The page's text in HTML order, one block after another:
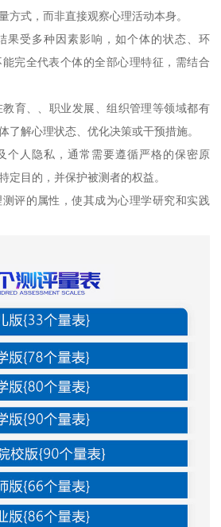
方式，而非直接观察心理活动本身。
果受多种因素影响，如个体的状态、环
完全代表个体的全部心理特征，需结合
育、、职业发展、组织管理等领域都有
了解心理状态、优化决策或干预措施。
个人隐私，通常需要遵循严格的保密原
定目的，并保护被测者的权益。
评的属性，使其成为心理学研究和实践